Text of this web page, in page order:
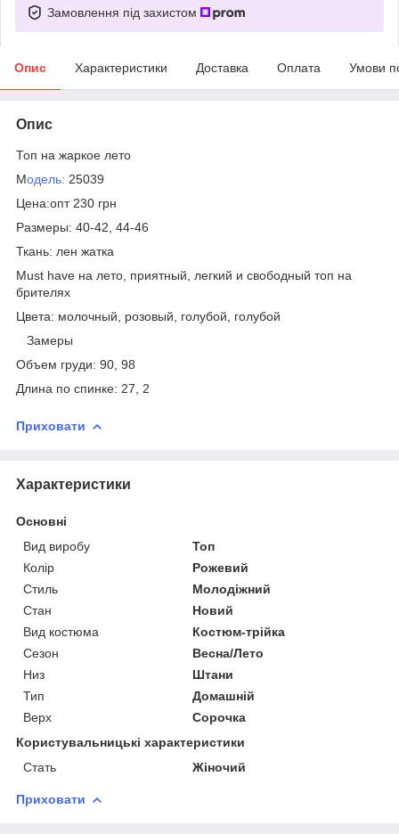
Замовлення під захистом
Опис Характеристики Доставка Оплата Умови
Опис
Топ на жаркое лето
Модель: 25039
Цена:опт 230 грн
Размеры: 40-42, 44-46
Ткань: лен жатка
Must have на лето, приятный, легкий и свободный топ на
брителях
Цвета: молочный, розовый, голубой, голубой
Замеры
Объем груди: 90, 98
Длина по спинке: 27, 2
Приховати
Характеристики
Основні
Вид виробу
Топ
Колір
Рожевий
Стиль
Молодіжний
Стан
Новий
Вид костюма
Костюм-трійка
Сезон
Весна/Лето
Низ
Штани
Тип
Домашній
Верх
Сорочка
Користувальницькі характеристики
Стать
Жіночий
Приховати